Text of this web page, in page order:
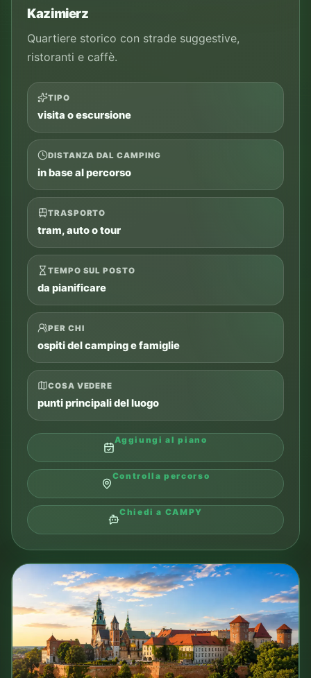
Kazimierz
Quartiere storico con strade suggestive,
ristoranti e caffè.
TIPO
visita o escursione
DISTANZA DAL CAMPING
in base al percorso
TRASPORTO
tram, auto o tour
TEMPO SUL POSTO
da pianificare
PER CHI
ospiti del camping e famiglie
COSA VEDERE
punti principali del luogo
Aggiungi al piano
Controlla percorso
Chiedi a CAMPY